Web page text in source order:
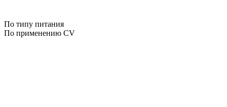
По типу питания
По применению CV